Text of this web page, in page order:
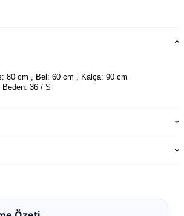
80 cm , Bel: 60 cm , Kalça: 90 cm
Beden: 36 / S